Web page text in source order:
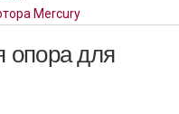
Mercury
опора для